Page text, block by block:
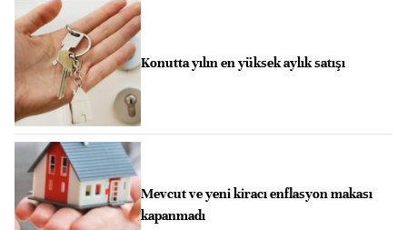
Konutta yılın en yüksek aylık satışı
Mevcut ve yeni kiracı enflasyon makası
kapanmadı